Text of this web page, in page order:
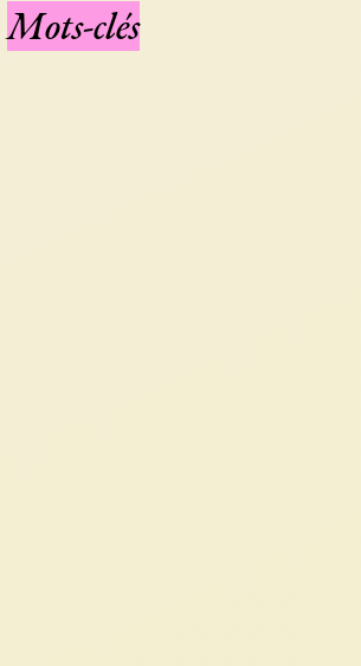
Mots-clés